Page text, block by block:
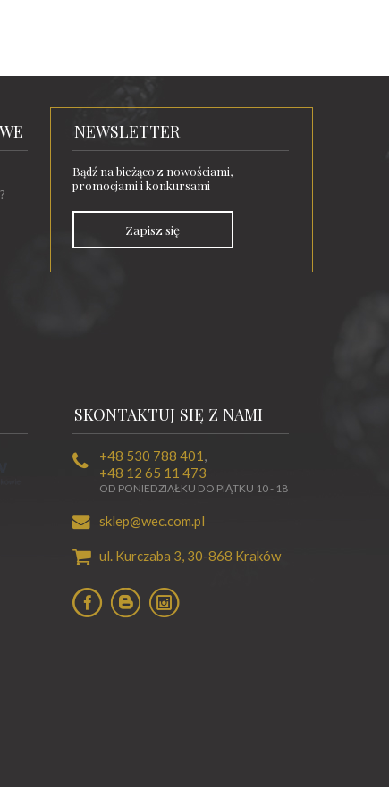
NEWSLETTER
Bądź na bieżąco z nowościami,
promocjami i konkursami
Zapisz się
SKONTAKTUJ SIĘ Z NAMI
+48 530 788 401 ,
+48 12 65 11 473
OD PONIEDZIAŁKU DO PIĄTKU 10 - 18
sklep@wec.com.pl
ul. Kurczaba 3, 30-868 Kraków